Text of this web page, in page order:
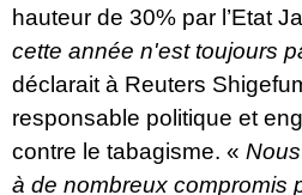
hauteur de 30% par l’Etat
cette année n'est toujours
déclarait à Reuters
responsable politique et
contre le tabagisme. «
à de nombreux compromis